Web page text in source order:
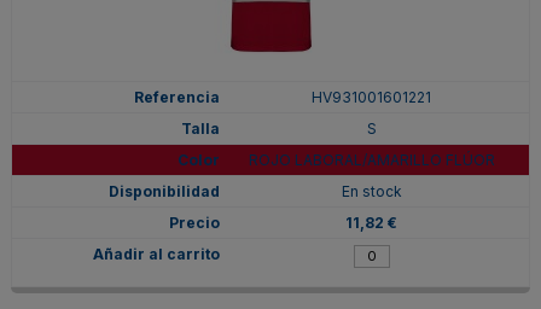
HV931001601221
S
ROJO LABORAL/AMARILLO FLÚOR
En stock
11,82 €